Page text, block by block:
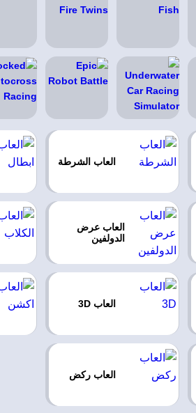
العاب الشرطة
العاب عرض
الدولفين
العاب 3D
العاب ركض